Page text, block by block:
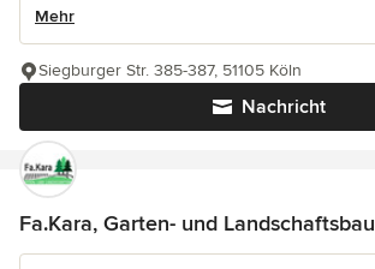
Mehr
Nachricht
Siegburger Str. 385-387, 51105 Köln
Fa.Kara, Garten- und Landschaftsbau